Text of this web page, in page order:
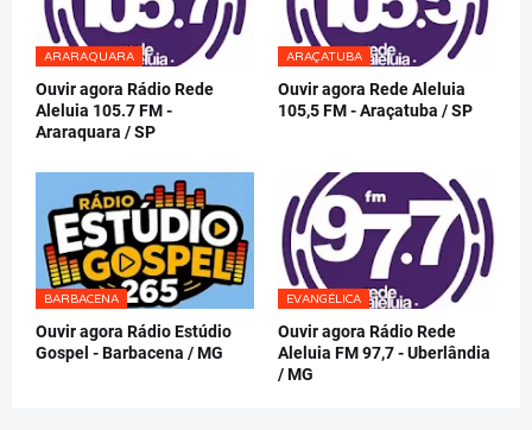
ARARAQUARA
Ouvir agora Rádio Rede
Aleluia 105.7 FM -
Araraquara / SP
ARAÇATUBA
Ouvir agora Rede Aleluia
105,5 FM - Araçatuba / SP
BARBACENA
Ouvir agora Rádio Estúdio
Gospel - Barbacena / MG
EVANGÉLICA
Ouvir agora Rádio Rede
Aleluia FM 97,7 - Uberlândia
/ MG